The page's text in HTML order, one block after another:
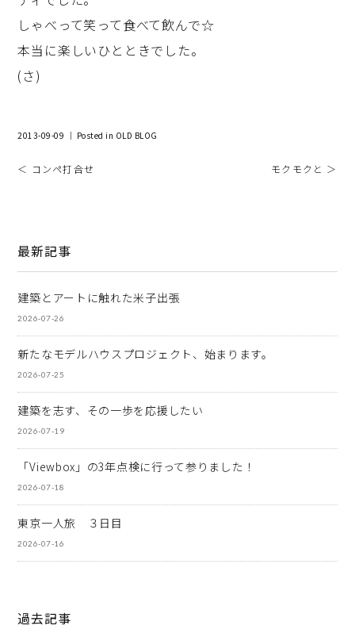
しゃべって笑って食べて飲んで☆
本当に楽しいひとときでした。
(さ)
2013-09-09 ｜ Posted in OLD BLOG
＜ コンペ打合せ モクモクと ＞
最新記事
建築とアートに触れた米子出張
2026-07-26
新たなモデルハウスプロジェクト、始まります。
2026-07-25
建築を志す、その一歩を応援したい
2026-07-19
「Viewbox」の3年点検に行って参りました！
2026-07-18
東京一人旅 ３日目
2026-07-16
過去記事